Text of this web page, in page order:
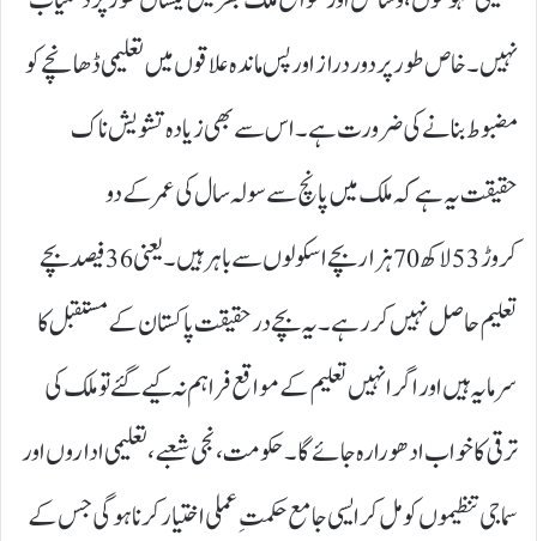
نہیں۔ خاص طور پر دور دراز اور پس ماندہ علاقوں میں تعلیمی ڈھانچے کو
مضبوط بنانے کی ضرورت ہے۔ اس سے بھی زیادہ تشویش ناک
حقیقت یہ ہے کہ ملک میں پانچ سے سولہ سال کی عمر کے دو
کروڑ 53لاکھ 70ہزار بچے اسکولوں سے باہر ہیں۔ یعنی 36فیصد بچے
تعلیم حاصل نہیں کررہے۔ یہ بچے درحقیقت پاکستان کے مستقبل کا
سرمایہ ہیں اور اگر انہیں تعلیم کے مواقع فراہم نہ کیے گئے تو ملک کی
ترقی کا خواب ادھورا رہ جائے گا۔ حکومت، نجی شعبے، تعلیمی اداروں اور
سماجی تنظیموں کو مل کر ایسی جامع حکمتِ عملی اختیار کرنا ہوگی جس کے